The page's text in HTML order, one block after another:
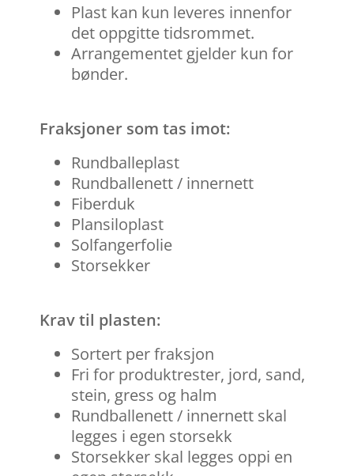
Plast kan kun leveres innenfor
det oppgitte tidsrommet.
Arrangementet gjelder kun for
bønder.
Fraksjoner som tas imot:
Rundballeplast
Rundballenett / innernett
Fiberduk
Plansiloplast
Solfangerfolie
Storsekker
Krav til plasten:
Sortert per fraksjon
Fri for produktrester, jord, sand,
stein, gress og halm
Rundballenett / innernett skal
legges i egen storsekk
Storsekker skal legges oppi en